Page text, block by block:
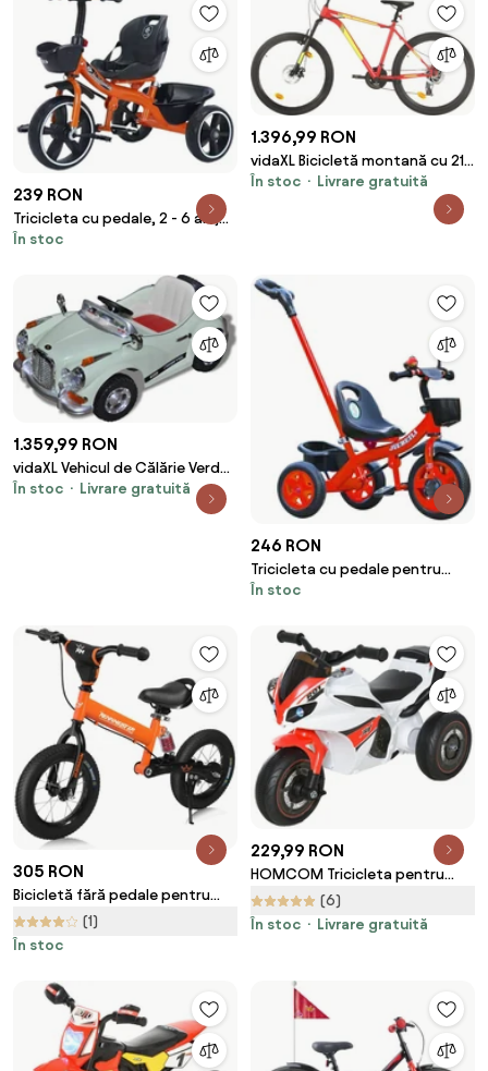
239 RON
Tricicleta cu pedale, 2 - 6 ani,
Portocaliu, Sezut reglabil, 2
În stoc
1.396,99 RON
vidaXL Bicicletă montană cu 21
viteze, roată 27,5 inci, roșu, 42
În stoc Livrare gratuită
1.359,99 RON
vidaXL Vehicul de Călărie Verde
Plastic
În stoc Livrare gratuită
246 RON
Tricicleta cu pedale pentru
copii 2-5 ani, Maner parental,
În stoc
305 RON
Bicicletă fără pedale pentru
copii QUIDO, de la 3 ani,
portocaliu Rennmeister
(1)
În stoc
229,99 RON
HOMCOM Tricicleta pentru
Copii 1-3ani cu muzic， trei
roti, far, fara pedale, din PP,
(6)
În stoc
Livrare gratuită